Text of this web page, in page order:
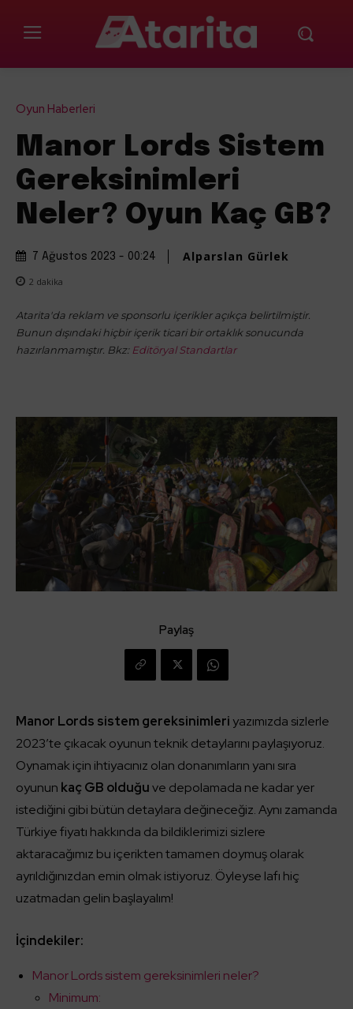
Oyun Haberleri
Manor Lords Sistem
Gereksinimleri
Neler? Oyun Kaç GB?
7 Ağustos 2023 - 00:24 Alparslan Gürlek
2 dakika
Atarita'da reklam ve sponsorlu içerikler açıkça belirtilmiştir.
Bunun dışındaki hiçbir içerik ticari bir ortaklık sonucunda
hazırlanmamıştır. Bkz: Editöryal Standartlar
Paylaş
Manor Lords sistem gereksinimleri yazımızda sizlerle
2023’te çıkacak oyunun teknik detaylarını paylaşıyoruz.
Oynamak için ihtiyacınız olan donanımların yanı sıra
oyunun kaç GB olduğuve depolamada ne kadar yer
istediğini gibi bütün detaylara değineceğiz. Aynı zamanda
Türkiye fiyatı hakkında da bildiklerimizi sizlere
aktaracağımız bu içerikten tamamen doymuş olarak
ayrıldığınızdan emin olmak istiyoruz. Öyleyse lafı hiç
uzatmadan gelin başlayalım!
İçindekiler:
Manor Lords sistem gereksinimleri neler?
Minimum: